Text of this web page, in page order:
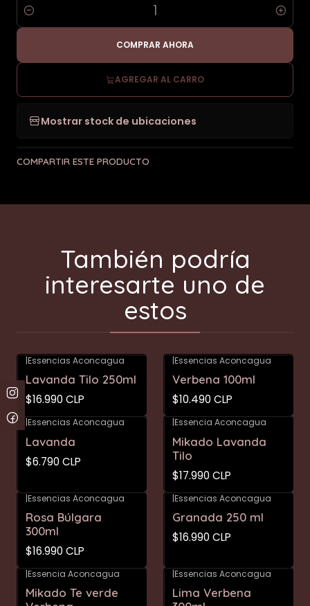
Cantidad
AGREGAR AL CARRO
COMPRAR AHORA
Mostrar stock de ubicaciones
COMPARTIR ESTE PRODUCTO
También podría
interesarte uno de
estos
|Essencias Aconcagua
Lavanda Tilo 250ml
$16.990 CLP
|Essencias Aconcagua
Verbena 100ml
$10.490 CLP
|Essencias Aconcagua
Lavanda
$6.790 CLP
|Essencia Aconcagua
Mikado Lavanda
Tilo
$17.990 CLP
|Essencias Aconcagua
Rosa Búlgara
300ml
$16.990 CLP
|Essencias Aconcagua
Granada 250 ml
$16.990 CLP
|Essencia Aconcagua
Mikado Te verde
|Essencias Aconcagua
Lima Verbena